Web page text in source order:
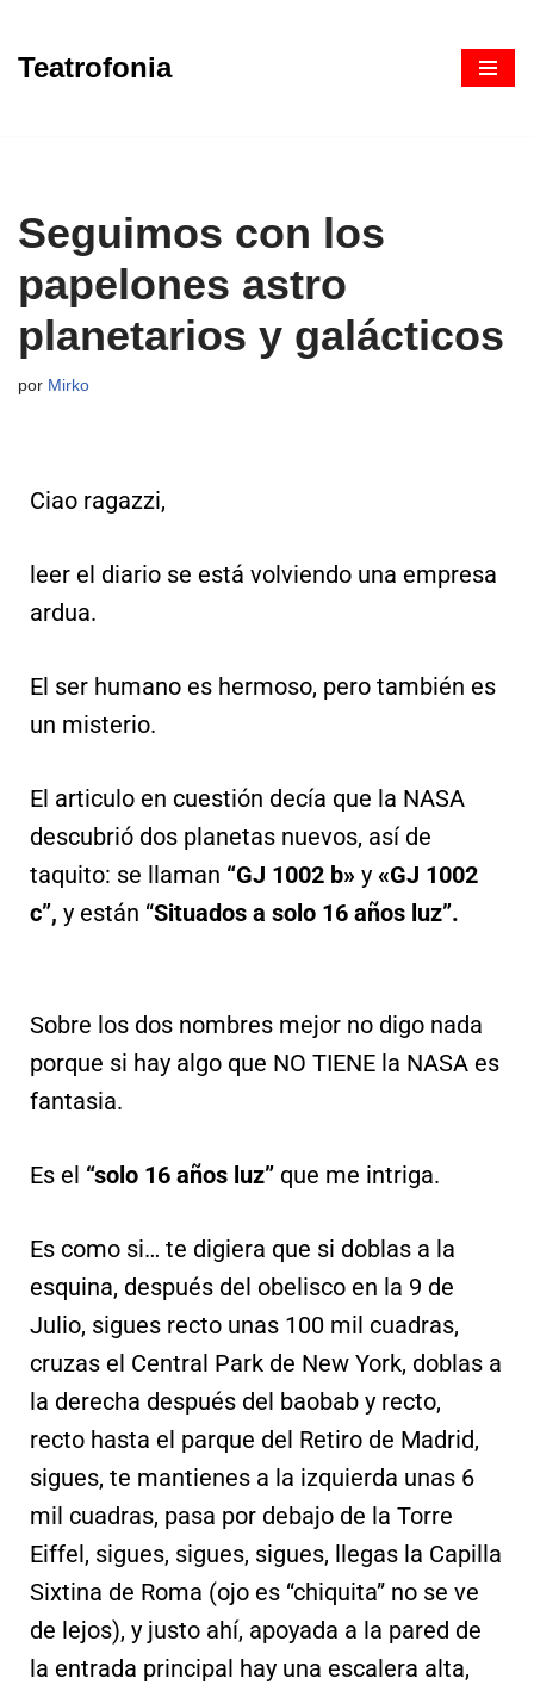
Saltar
Teatrofonia
Seguimos con los
papelones astro
planetarios y galácticos
por Mirko
Ciao ragazzi,
leer el diario se está volviendo una empresa
ardua.
El ser humano es hermoso, pero también es
un misterio.
El articulo en cuestión decía que la NASA
descubrió dos planetas nuevos, así de
taquito: se llaman “GJ 1002 b» y «GJ 1002
c”, y están “Situados a solo 16 años luz”.
Sobre los dos nombres mejor no digo nada
porque si hay algo que NO TIENE la NASA es
fantasia.
Es el “solo 16 años luz” que me intriga.
Es como si… te digiera que si doblas a la
esquina, después del obelisco en la 9 de
Julio, sigues recto unas 100 mil cuadras,
cruzas el Central Park de New York, doblas a
la derecha después del baobab y recto,
recto hasta el parque del Retiro de Madrid,
sigues, te mantienes a la izquierda unas 6
mil cuadras, pasa por debajo de la Torre
Eiffel, sigues, sigues, sigues, llegas la Capilla
Sixtina de Roma (ojo es “chiquita” no se ve
de lejos), y justo ahí, apoyada a la pared de
la entrada principal hay una escalera alta,